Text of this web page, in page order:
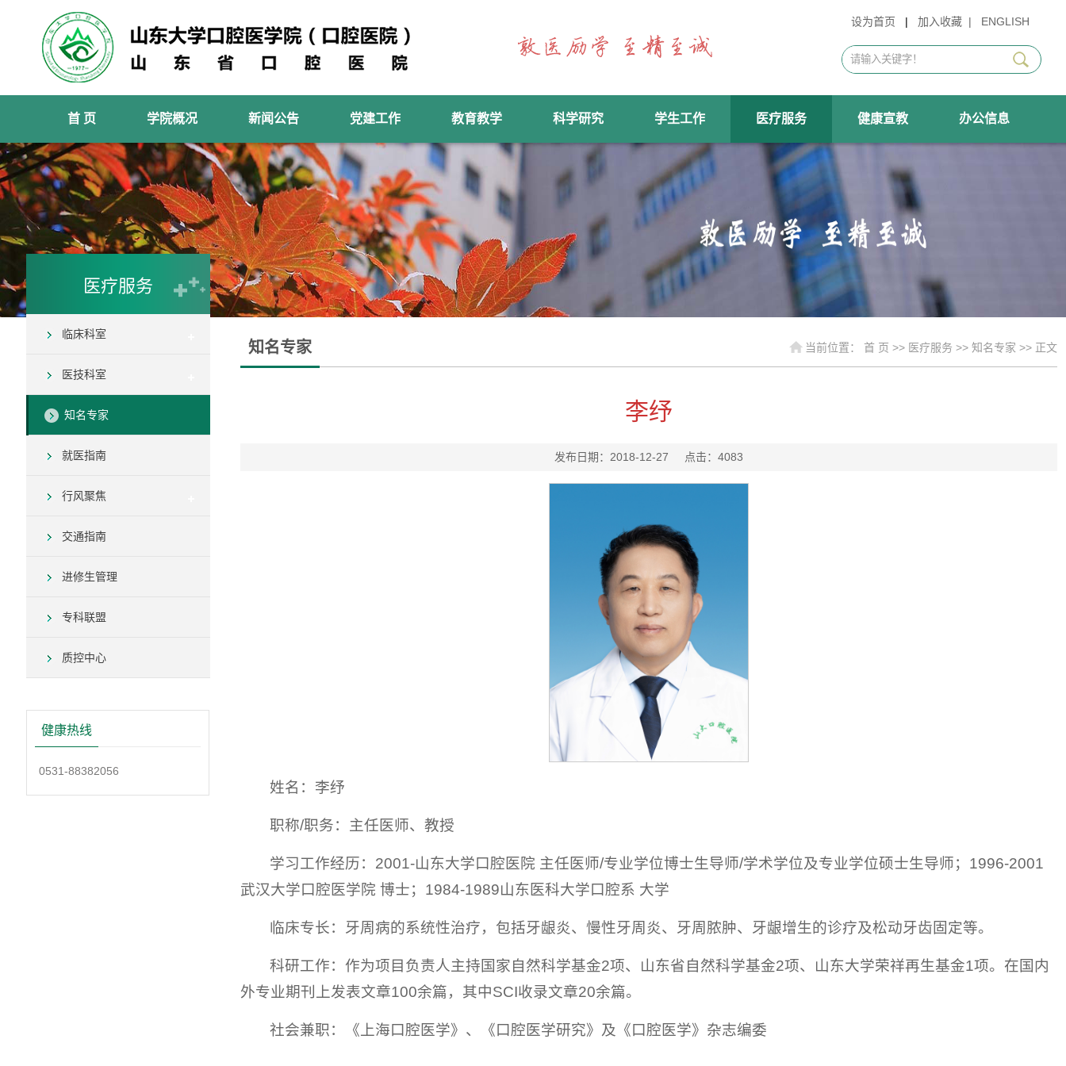
设为首页 | 加入收藏 | ENGLISH
首 页 学院概况 新闻公告 党建工作 教育教学 科学研究 学生工作 医疗服务 健康宣教 办公信息
医疗服务
临床科室
医技科室
知名专家
就医指南
行风聚焦
交通指南
进修生管理
专科联盟
质控中心
健康热线
0531-88382056
知名专家 当前位置： 首 页 >> 医疗服务 >> 知名专家 >> 正文
李纾
发布日期：2018-12-27 点击： 4083
姓名：李纾
职称/职务：主任医师、教授
学习工作经历：2001-山东大学口腔医院 主任医师/专业学位博士生导师/学术学位及专业学位硕士生导师；1996-2001
武汉大学口腔医学院 博士；1984-1989山东医科大学口腔系 大学
临床专长：牙周病的系统性治疗，包括牙龈炎、慢性牙周炎、牙周脓肿、牙龈增生的诊疗及松动牙齿固定等。
科研工作：作为项目负责人主持国家自然科学基金2项、山东省自然科学基金2项、山东大学荣祥再生基金1项。在国内
外专业期刊上发表文章100余篇，其中SCI收录文章20余篇。
社会兼职：《上海口腔医学》、《口腔医学研究》及《口腔医学》杂志编委